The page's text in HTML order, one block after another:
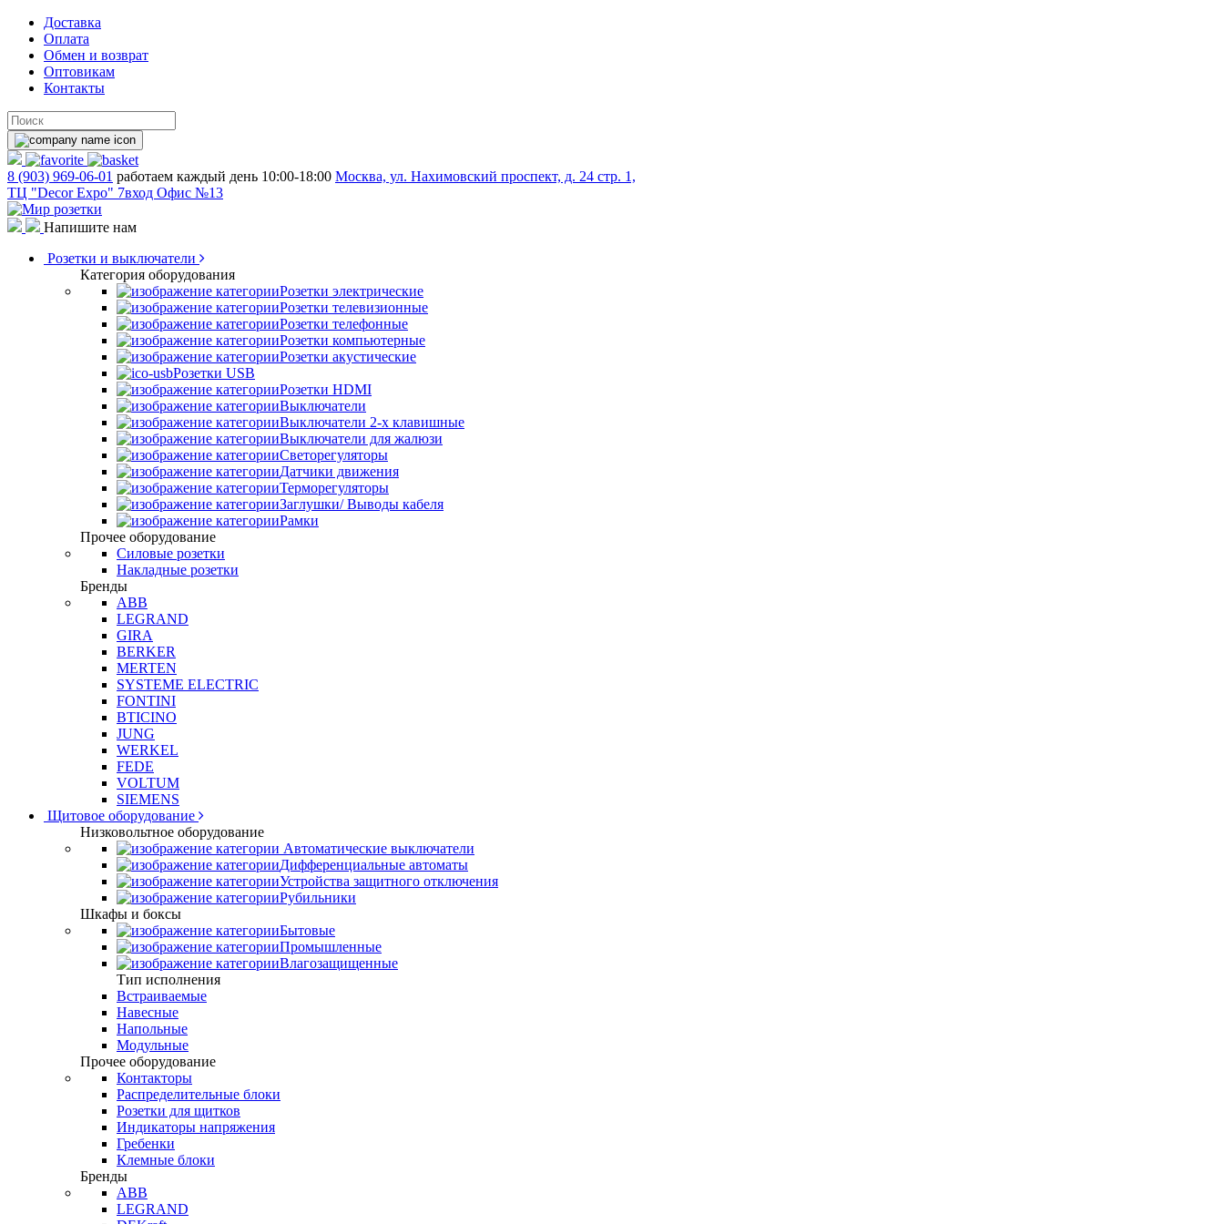
Доставка
Оплата
Обмен и возврат
Оптовикам
Контакты
8 (903) 969-06-01 работаем каждый день 10:00-18:00 Москва, ул. Нахимовский проспект, д. 24 стр. 1,
ТЦ "Decor Expo" 7вход Офис №13
Напишите нам
Розетки и выключатели
Категория оборудования
Розетки электрические
Розетки телевизионные
Розетки телефонные
Розетки компьютерные
Розетки акустические
Розетки USB
Розетки HDMI
Выключатели
Выключатели 2-х клавишные
Выключатели для жалюзи
Светорегуляторы
Датчики движения
Терморегуляторы
Заглушки/ Выводы кабеля
Рамки
Прочее оборудование
Силовые розетки
Накладные розетки
Бренды
ABB
LEGRAND
GIRA
BERKER
MERTEN
SYSTEME ELECTRIC
FONTINI
BTICINO
JUNG
WERKEL
FEDE
VOLTUM
SIEMENS
Щитовое оборудование
Низковольтное оборудование
Автоматические выключатели
Дифференциальные автоматы
Устройства защитного отключения
Рубильники
Шкафы и боксы
Бытовые
Промышленные
Влагозащищенные
Тип исполнения
Встраиваемые
Навесные
Напольные
Модульные
Прочее оборудование
Контакторы
Распределительные блоки
Розетки для щитков
Индикаторы напряжения
Гребенки
Клемные блоки
Бренды
ABB
LEGRAND